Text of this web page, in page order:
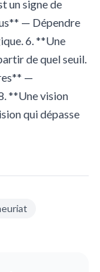
un signe de
— Dépendre
6. **Une
de quel seuil.
—
**Une vision
qui dépasse